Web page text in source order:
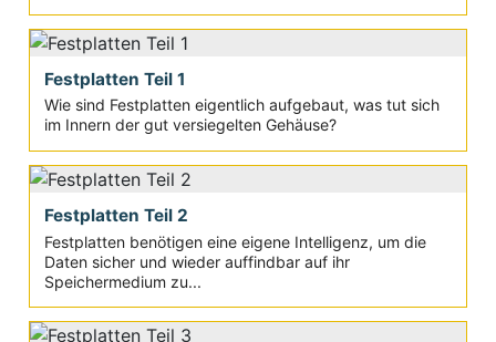
Festplatten Teil 1
Wie sind Festplatten eigentlich aufgebaut, was tut sich
im Innern der gut versiegelten Gehäuse?
Festplatten Teil 2
Festplatten benötigen eine eigene Intelligenz, um die
Daten sicher und wieder auffindbar auf ihr
Speichermedium zu...